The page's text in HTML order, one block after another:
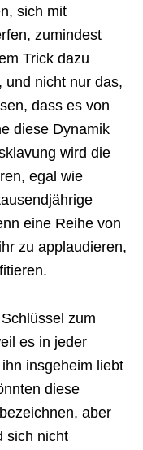
sich mit
zumindest
Trick dazu
und nicht nur das,
dass es von
diese Dynamik
wird die
egal wie
eine Reihe von
zu applaudieren,
zum
es in jeder
insgeheim liebt
diese
aber
sich nicht